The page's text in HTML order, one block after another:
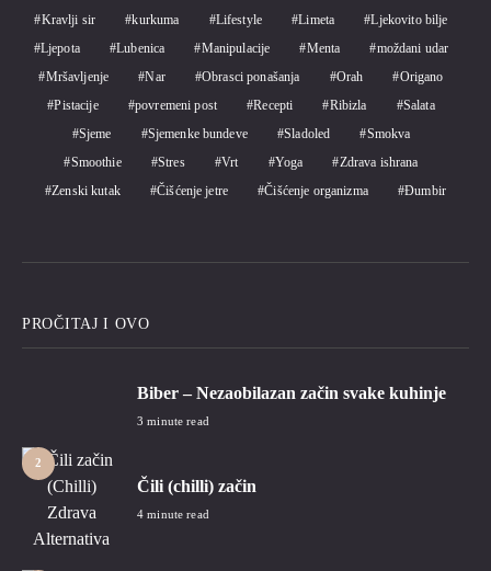
Kravlji sir
kurkuma Lifestyle Limeta
Ljekovito bilje
Ljepota
Lubenica Manipulacije Menta
moždani udar
Mršavljenje
Nar Obrasci ponašanja Orah
Origano
Pistacije
povremeni post Recepti Ribizla
Salata
Sjeme
Sjemenke bundeve Sladoled
Smokva
Smoothie
Stres Vrt Yoga
Zdrava ishrana
Zenski kutak
Čišćenje jetre Čišćenje organizma Đumbir
PROČITAJ I OVO
Biber – Nezaobilazan začin svake kuhinje
3 minute read
2
Čili (chilli) začin
4 minute read